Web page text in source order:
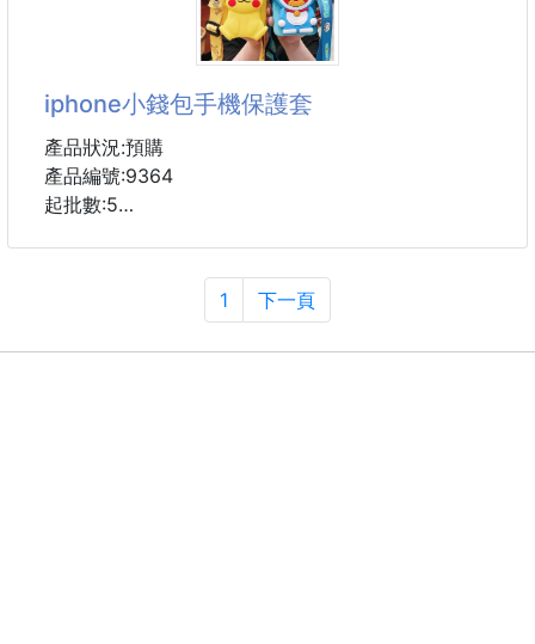
規格：約12mm/ 10顆
#手串
iphone小錢包手機保護套
產品狀況:預購
產品編號:9364
起批數:5
#手機殼 #手機套 #保護套
1 下一頁